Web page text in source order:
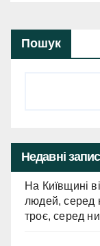
Пошук
Недавні
На Київщині
людей, серед
троє, серед